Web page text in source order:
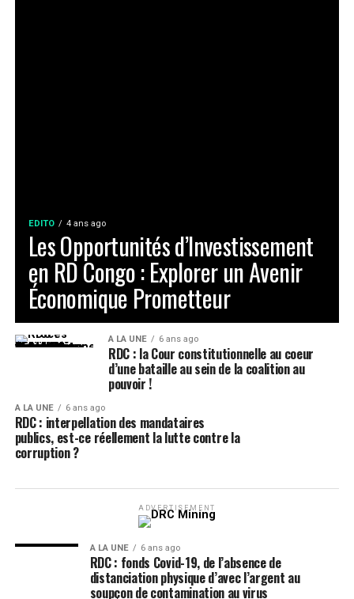
EDITO 4 ans ago
Les Opportunités d’Investissement
en RD Congo : Explorer un Avenir
Économique Prometteur
A LA UNE 6 ans ago
RDC : la Cour constitutionnelle au coeur
d’une bataille au sein de la coalition au
pouvoir !
A LA UNE 6 ans ago
RDC : interpellation des mandataires
publics, est-ce réellement la lutte contre la
corruption ?
ADVERTISEMENT
A LA UNE 6 ans ago
RDC : fonds Covid-19, de l’absence de
distanciation physique d’avec l’argent au
soupçon de contamination au virus